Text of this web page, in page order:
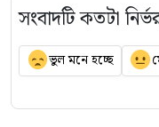
সংবাদটি কতটা
ভুল মনে হচ্ছে